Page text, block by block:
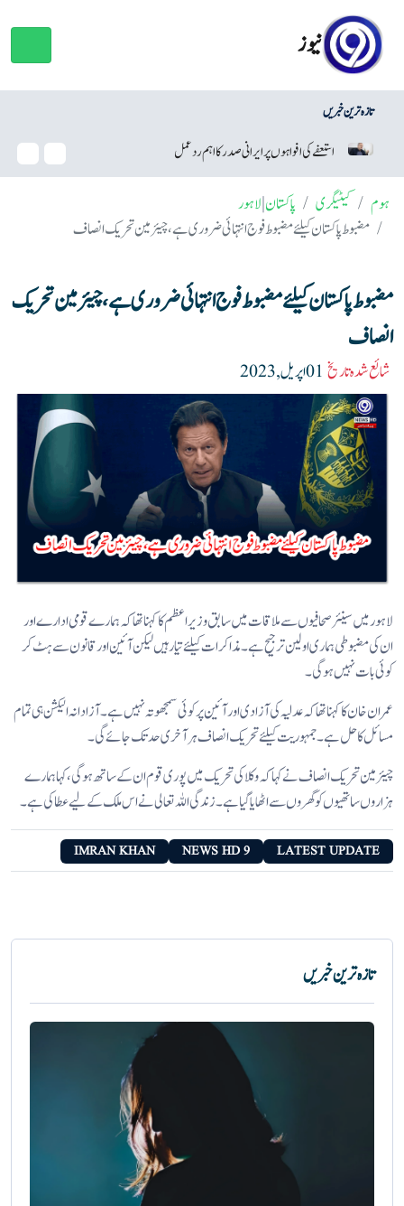
نیوز
تازہ ترین خبریں
کی افواہوں پر ایرانی صدر کا اہم ردعمل وائٹ ہاؤس بال روم
ہوم کیٹیگری پاکستان|لاہور
مضبوط پاکستان کیلئے مضبوط فوج انتہائی ضروری ہے، چیئرمین تحریک انصاف
مضبوط پاکستان کیلئے مضبوط فوج انتہائی ضروری ہے، چیئرمین تحریک
انصاف
شائع شدہ تاریخ
لاہور میں سینئر صحافیوں سے ملاقات میں سابق وزیراعظم کا کہنا تھا کہ ہمارے قومی ادارے اور
ان کی مضبوطی ہماری اولین ترجیح ہے۔ مذاکرات کیلئے تیار ہیں لیکن آئین اور قانون سے ہٹ کر
کوئی بات نہیں ہو گی۔
عمران خان کا کہنا تھا کہ عدلیہ کی آزادی اور آئین پر کوئی سمجھوتہ نہیں ہے۔ آزادانہ الیکشن ہی تمام
مسائل کا حل ہے۔ جمہوریت کیلئے تحریک انصاف ہر آخری حد تک جائے گی۔
چیئرمین تحریک انصاف نے کہا کہ وکلا کی تحریک میں پوری قوم ان کے ساتھ ہو گی، کہا ہمارے
ہزاروں ساتھیوں کوگھروں سے اٹھایا گیا ہے۔ زندگی اللہ تعالی نے اس ملک کےلیے عطا کی ہے۔
LATEST UPDATE
9 NEWS HD
IMRAN KHAN
تازہ ترین خبریں